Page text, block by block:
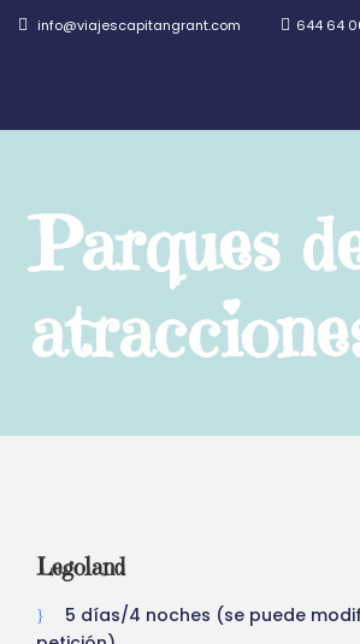
info@viajescapitangrant.com 644 64
Parques
Legoland
5 días/4 noches (se puede